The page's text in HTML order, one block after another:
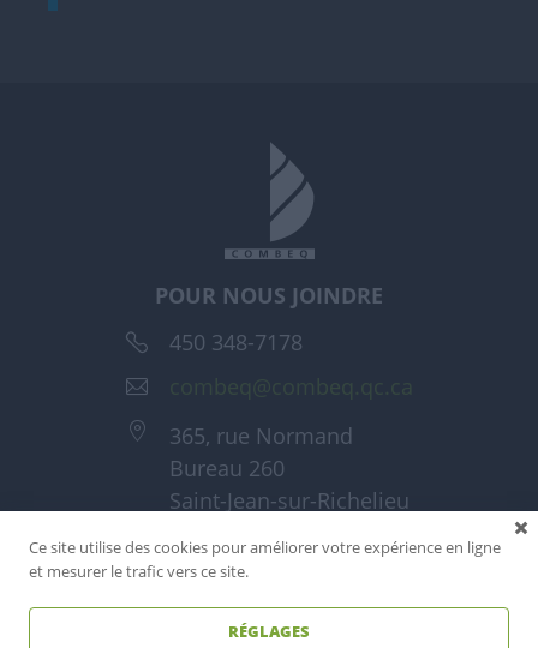
POUR NOUS JOINDRE
450 348-7178
365, rue Normand
Bureau 260
Saint-Jean-sur-Richelieu
Ce site utilise des cookies pour améliorer votre expérience en ligne
et mesurer le trafic vers ce site.
RÉGLAGES